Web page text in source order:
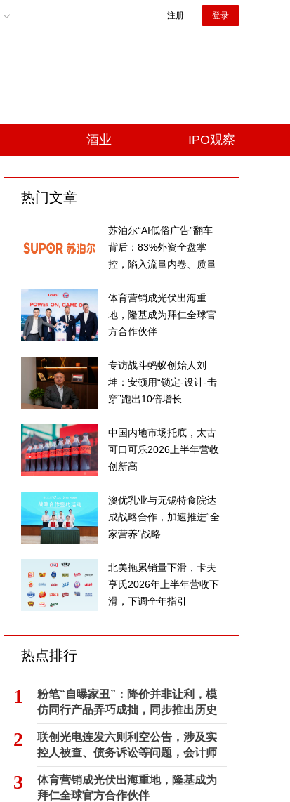
注册 登录
酒业 IPO观察
热门文章
苏泊尔“AI低俗广告”翻车
背后：83%外资全盘掌
控，陷入流量内卷、质量
体育营销成光伏出海重
地，隆基成为拜仁全球官
方合作伙伴
专访战斗蚂蚁创始人刘
坤：安顿用“锁定-设计-击
穿”跑出10倍增长
中国内地市场托底，太古
可口可乐2026上半年营收
创新高
澳优乳业与无锡特食院达
成战略合作，加速推进“全
家营养”战略
北美拖累销量下滑，卡夫
亨氏2026年上半年营收下
滑，下调全年指引
热点排行
1
粉笔“自曝家丑”：降价并非让利，模
仿同行产品弄巧成拙，同步推出历史
学员退费方案
2
联创光电连发六则利空公告，涉及实
控人被查、债务诉讼等问题，会计师
事务所曾出具“保留意见”
3
体育营销成光伏出海重地，隆基成为
拜仁全球官方合作伙伴